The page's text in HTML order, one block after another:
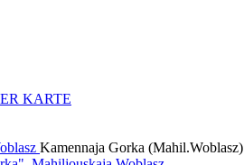
KARTE
Kamennaja Gorka (Mahil.Woblasz)